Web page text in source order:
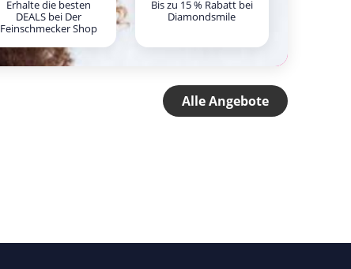
Erhalte die besten
DEALS bei Der
Feinschmecker Shop
Bis zu 15 % Rabatt bei
Diamondsmile
Alle Angebote